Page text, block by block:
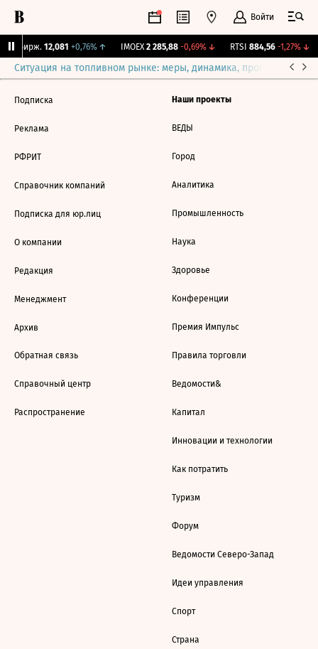
Войти
Бирж. 12,081 +0,76%↑ IMOEX 2 285,88 -0,69%↓ RTSI 884,56 -1,27%↓
Ситуация на топливном рынке: меры, динамика, прогнозы
Подписка
Реклама
РФРИТ
Справочник компаний
Подписка для юр.лиц
О компании
Редакция
Менеджмент
Архив
Обратная связь
Справочный центр
Распространение
Наши проекты
ВЕДЫ
Город
Аналитика
Промышленность
Наука
Здоровье
Конференции
Премия Импульс
Правила торговли
Ведомости&
Капитал
Инновации и технологии
Как потратить
Туризм
Форум
Ведомости Северо-Запад
Идеи управления
Спорт
Страна